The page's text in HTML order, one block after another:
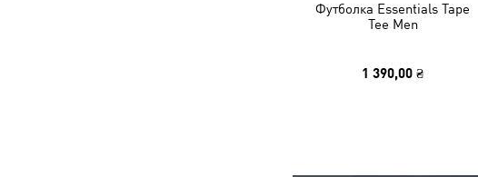
Футболка Essentials Tape
Tee Men
1 390,00 ₴